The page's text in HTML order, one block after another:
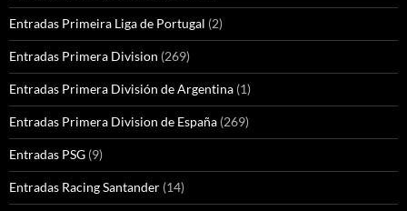
Entradas Primeira Liga de Portugal (2)
Entradas Primera Division (269)
Entradas Primera División de Argentina (1)
Entradas Primera Division de España (269)
Entradas PSG (9)
Entradas Racing Santander (14)